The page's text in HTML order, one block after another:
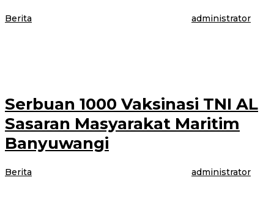
Berita administrator
Serbuan 1000 Vaksinasi TNI AL
Sasaran Masyarakat Maritim
Banyuwangi
Berita administrator